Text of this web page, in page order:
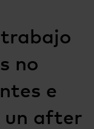
trabajo
no
e
un after